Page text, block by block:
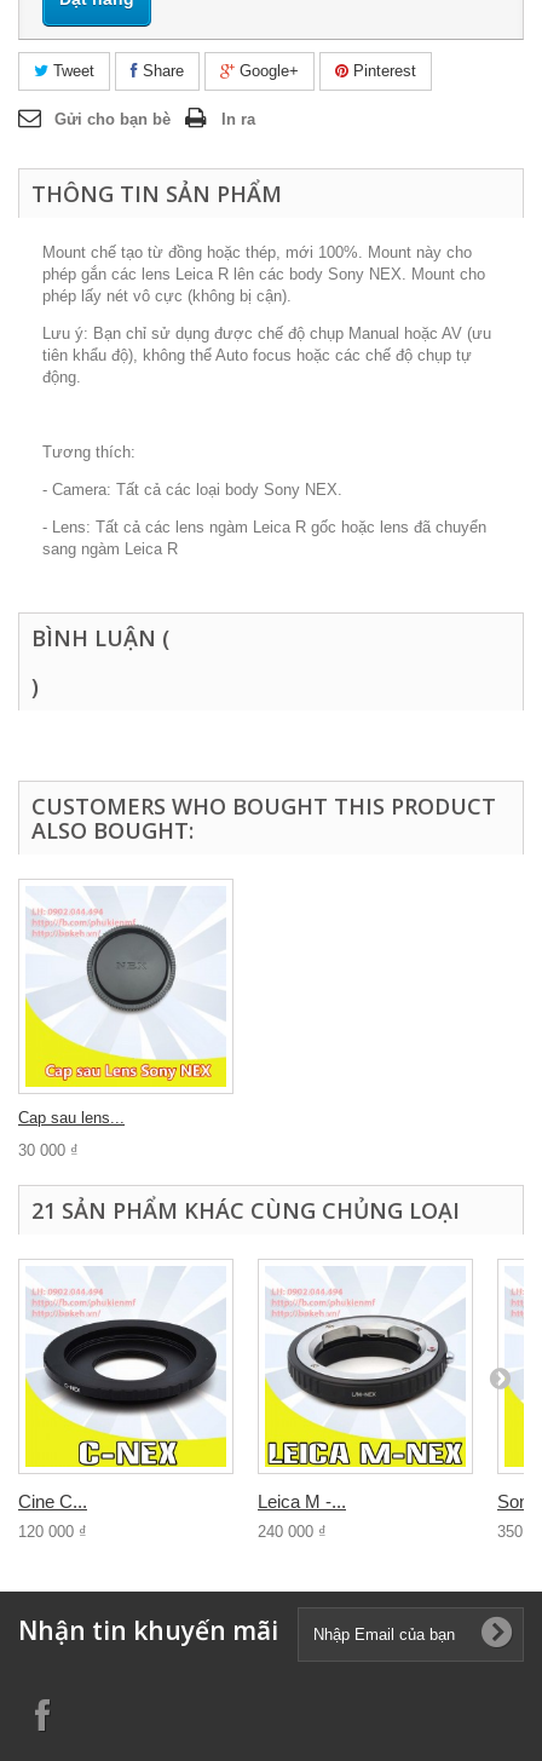
Tweet Share Google+ Pinterest
Gửi cho bạn bè In ra
THÔNG TIN SẢN PHẨM
Mount chế tạo từ đồng hoặc thép, mới 100%. Mount này cho
phép gắn các lens Leica R lên các body Sony NEX. Mount cho
phép lấy nét vô cực (không bị cận).
Lưu ý: Bạn chỉ sử dụng được chế độ chụp Manual hoặc AV (ưu
tiên khẩu độ), không thể Auto focus hoặc các chế độ chụp tự
động.
Tương thích:
- Camera: Tất cả các loại body Sony NEX.
- Lens: Tất cả các lens ngàm Leica R gốc hoặc lens đã chuyển
sang ngàm Leica R
BÌNH LUẬN (
)
CUSTOMERS WHO BOUGHT THIS PRODUCT
ALSO BOUGHT:
Cap sau lens...
30 000 ₫
21 SẢN PHẨM KHÁC CÙNG CHỦNG LOẠI
Cine C...
120 000 ₫
Leica M -...
240 000 ₫
Sony
350
Nhận tin khuyến mãi